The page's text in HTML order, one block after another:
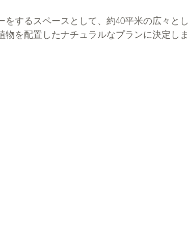
するスペースとして、約40平米の広々とし
を配置したナチュラルなプランに決定しま